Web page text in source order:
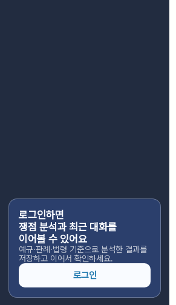
로그인하면
쟁점 분석과 최근 대화를
이어볼 수 있어요
예규·판례·법령 기준으로 분석한 결과를
저장하고 이어서 확인하세요.
로그인